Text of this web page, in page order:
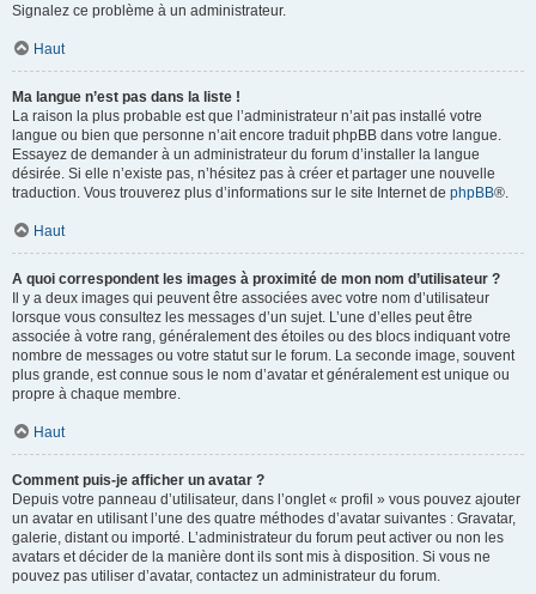
Signalez ce problème à un administrateur.
Haut
Ma langue n’est pas dans la liste !
La raison la plus probable est que l’administrateur n’ait pas installé votre
langue ou bien que personne n’ait encore traduit phpBB dans votre langue.
Essayez de demander à un administrateur du forum d’installer la langue
désirée. Si elle n’existe pas, n’hésitez pas à créer et partager une nouvelle
traduction. Vous trouverez plus d’informations sur le site Internet de phpBB®.
Haut
A quoi correspondent les images à proximité de mon nom d’utilisateur ?
Il y a deux images qui peuvent être associées avec votre nom d’utilisateur
lorsque vous consultez les messages d’un sujet. L’une d’elles peut être
associée à votre rang, généralement des étoiles ou des blocs indiquant votre
nombre de messages ou votre statut sur le forum. La seconde image, souvent
plus grande, est connue sous le nom d’avatar et généralement est unique ou
propre à chaque membre.
Haut
Comment puis-je afficher un avatar ?
Depuis votre panneau d’utilisateur, dans l’onglet « profil » vous pouvez ajouter
un avatar en utilisant l’une des quatre méthodes d’avatar suivantes : Gravatar,
galerie, distant ou importé. L’administrateur du forum peut activer ou non les
avatars et décider de la manière dont ils sont mis à disposition. Si vous ne
pouvez pas utiliser d’avatar, contactez un administrateur du forum.